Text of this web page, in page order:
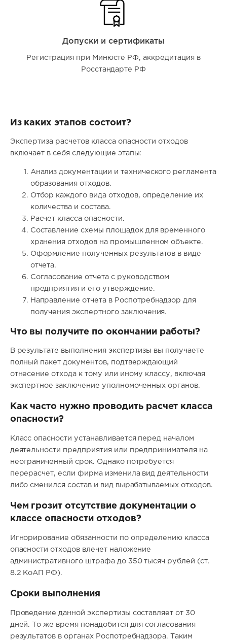
Допуски и сертификаты
Регистрация при Минюсте РФ, аккредитация в
Росстандарте РФ
Из каких этапов состоит?
Экспертиза расчетов класса опасности отходов
включает в себя следующие этапы:
Анализ документации и технического регламента
образования отходов.
Отбор каждого вида отходов, определение их
количества и состава.
Расчет класса опасности.
Составление схемы площадок для временного
хранения отходов на промышленном объекте.
Оформление полученных результатов в виде
отчета.
Согласование отчета с руководством
предприятия и его утверждение.
Направление отчета в Роспотребнадзор для
получения экспертного заключения.
Что вы получите по окончании работы?
В результате выполнения экспертизы вы получаете
полный пакет документов, подтверждающий
отнесение отхода к тому или иному классу, включая
экспертное заключение уполномоченных органов.
Как часто нужно проводить расчет класса
опасности?
Класс опасности устанавливается перед началом
деятельности предприятия или предпринимателя на
неограниченный срок. Однако потребуется
перерасчет, если фирма изменила вид деятельности
либо сменился состав и вид вырабатываемых отходов.
Чем грозит отсутствие документации о
классе опасности отходов?
Игнорирование обязанности по определению класса
опасности отходов влечет наложение
административного штрафа до 350 тысяч рублей (ст.
8.2 КоАП РФ).
Сроки выполнения
Проведение данной экспертизы составляет от 30
дней. То же время понадобится для согласования
результатов в органах Роспотребнадзора. Таким